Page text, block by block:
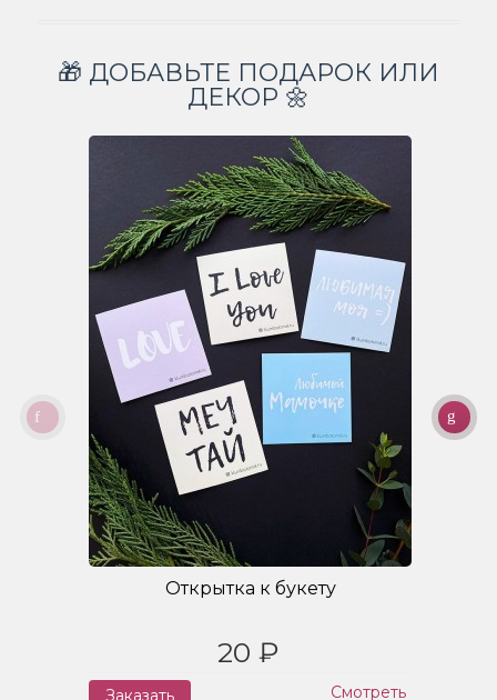
🎁 ДОБАВЬТЕ ПОДАРОК ИЛИ
ДЕКОР 🌼
Открытка к букету
20 ₽
Заказать Смотреть